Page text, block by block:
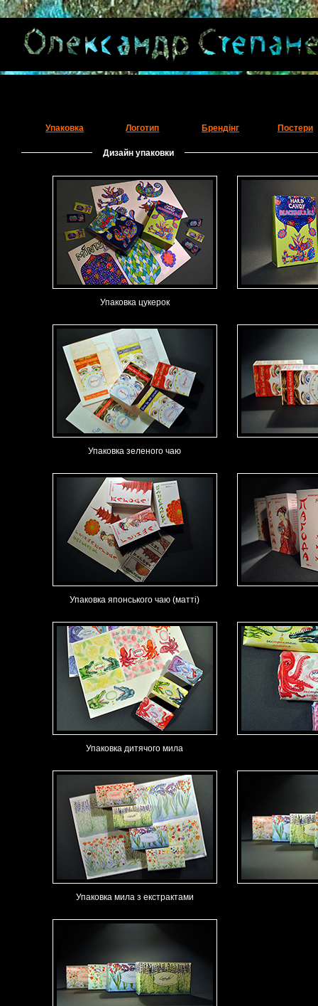
Упаковка Логотип Брендінг Постери
Дизайн упаковки
Упаковка цукерок
Упаковка зеленого чаю
Упаковка японського чаю (матті)
Упаковка дитячого мила
Упаковка мила з екстрактами